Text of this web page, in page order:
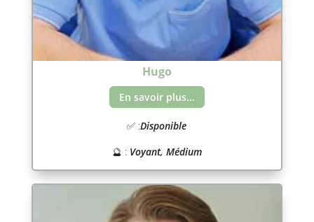
Hugo
En savoir plus...
✅ :Disponible
🔮 : Voyant, Médium